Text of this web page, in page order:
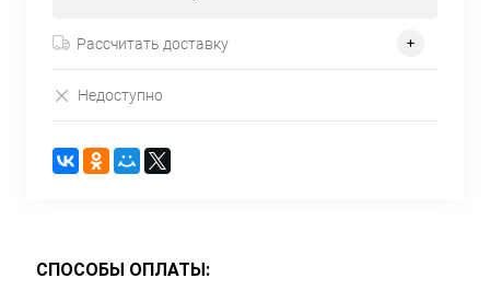
Рассчитать доставку
Недоступно
СПОСОБЫ ОПЛАТЫ: